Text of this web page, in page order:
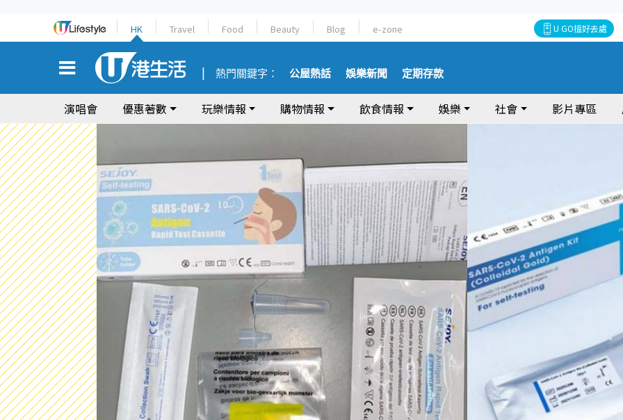
HK Travel Food Beauty Blog e-zone U GO搵好去處
熱門關鍵字： 公屋熱話 娛樂新聞 定期存款
演唱會 優惠著數 玩樂情報 購物情報 飲食情報 娛樂 社會 影片專區